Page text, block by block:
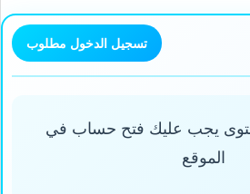
فروض وتمارين أخرى 22
تسجيل الدخول مطلوب
يجب عليك فتح حساب في
الموقع